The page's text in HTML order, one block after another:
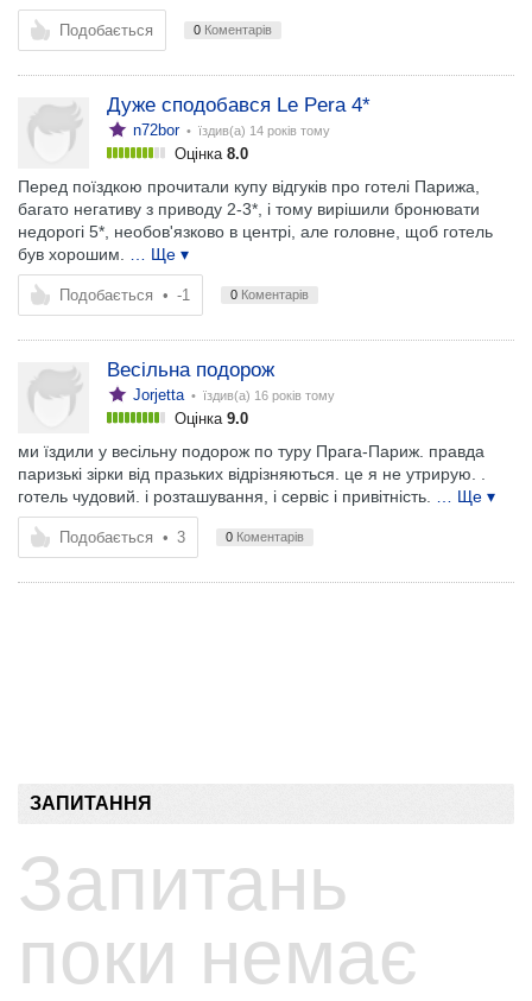
Подобається 0 Коментарів
Дуже сподобався Le Pera 4*
n72bor• їздив(а) 14 років тому
Оцінка 8.0
Перед поїздкою прочитали купу відгуків про готелі Парижа,
багато негативу з приводу 2-3*, і тому вирішили бронювати
недорогі 5*, необов'язково в центрі, але головне, щоб готель
був хорошим.
… Ще ▾
Подобається • -1 0 Коментарів
Весільна подорож
Jorjetta • їздив(а) 16 років тому
Оцінка 9.0
ми їздили у весільну подорож по туру Прага-Париж. правда
паризькі зірки від празьких відрізняються. це я не утрирую. .
готель чудовий. і розташування, і сервіс і привітність.
… Ще ▾
Подобається • 3 0 Коментарів
ЗАПИТАННЯ
Запитань
поки немає